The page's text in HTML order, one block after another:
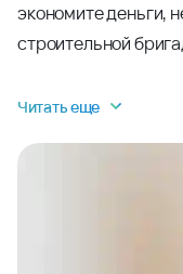
экономите деньги,
строительной
Читать еще